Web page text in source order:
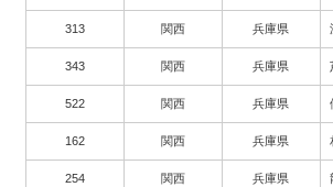
313 関西 兵庫県
343 関西 兵庫県
522 関西 兵庫県
162 関西 兵庫県
254 関西 兵庫県